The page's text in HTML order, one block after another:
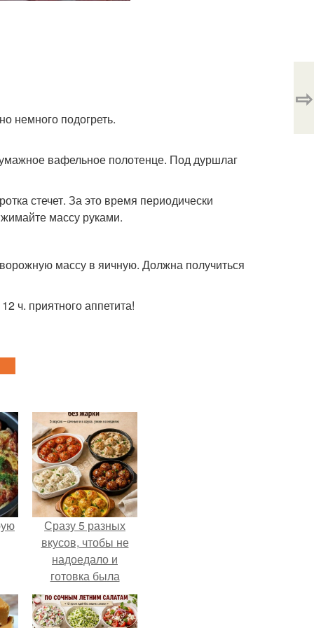
немного подогреть.
вафельное полотенце. Под дуршлаг
стечет. За это время периодически
массу руками.
массу в яичную. Должна получиться
ч. приятного аппетита!
⇨
Сразу 5 разных
вкусов, чтобы не
надоедало и
готовка была
проще.